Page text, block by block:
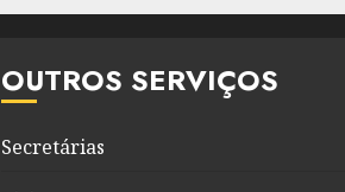
OUTROS SERVIÇOS
Secretárias